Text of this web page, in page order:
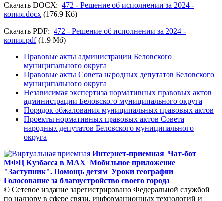
Скачать DOCX: 472 - Решение об исполнении за 2024 -
копия.docx (176.9 Кб)
Скачать PDF: 472 - Решение об исполнении за 2024 -
копия.pdf(1.9 Мб)
Правовые акты администрации Беловского
муниципального округа
Правовые акты Совета народных депутатов Беловского
муниципального округа
Независимая экспертиза нормативных правовых актов
администрации Беловского муниципального округа
Порядок обжалования муниципальных правовых актов
Проекты нормативных правовых актов Совета
народных депутатов Беловского муниципального
округа
Интернет-приемная Чат-бот
МФЦ Кузбасса в MAX Мобильное приложение
"Заступник". Помощь детям Уроки географии
Голосование за благоустройство своего города
© Сетевое издание зарегистрировано Федеральной службой
по надзору в сфере связи, информационных технологий и